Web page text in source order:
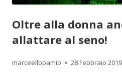
Oltre alla donna
allattare al seno!
Autore
marceellopamio Pubblicato
28 Febbraio 2019